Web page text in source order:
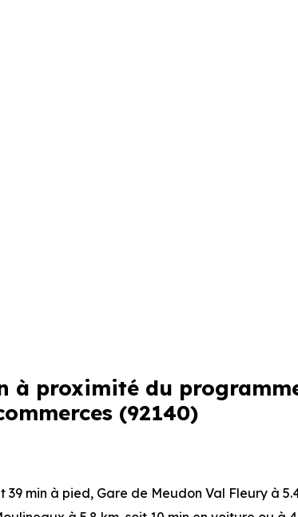
à proximité du
(92140)
39 min à pied, Gare de Meudon Val Fleury à